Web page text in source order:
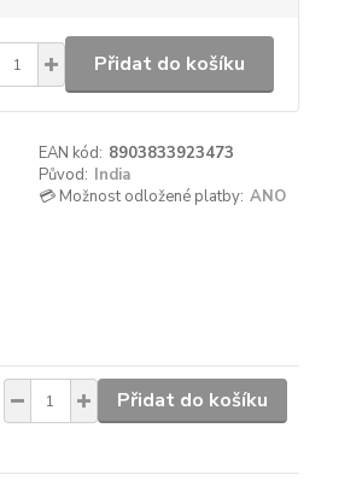
Přidat do košíku
EAN kód: 8903833923473
Původ: India
💳 Možnost odložené platby: ANO
Přidat do košíku